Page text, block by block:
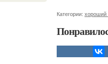
Категории: хороший